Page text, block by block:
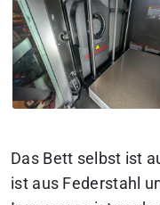
Das Bett selbst ist
ist aus Federstahl